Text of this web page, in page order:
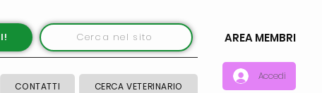
CONTATTI CERCA VETERINARIO
AREA MEMBRI
Accedi
Cerca nel sito